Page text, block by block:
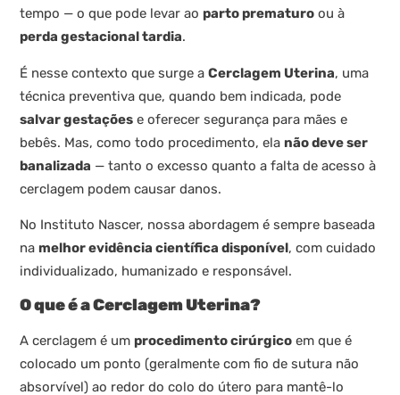
tempo — o que pode levar ao parto prematuro ou à
perda gestacional tardia.
É nesse contexto que surge aCerclagem Uterina, uma
técnica preventiva que, quando bem indicada, pode
salvar gestações e oferecer segurança para mães e
bebês. Mas, como todo procedimento, elanão deve ser
banalizada — tanto o excesso quanto a falta de acesso à
cerclagem podem causar danos.
No Instituto Nascer, nossa abordagem é sempre baseada
namelhor evidência científica disponível, com cuidado
individualizado, humanizado e responsável.
O que é a Cerclagem Uterina?
A cerclagem é um procedimento cirúrgico em que é
colocado um ponto (geralmente com fio de sutura não
absorvível) ao redor do colo do útero para mantê-lo